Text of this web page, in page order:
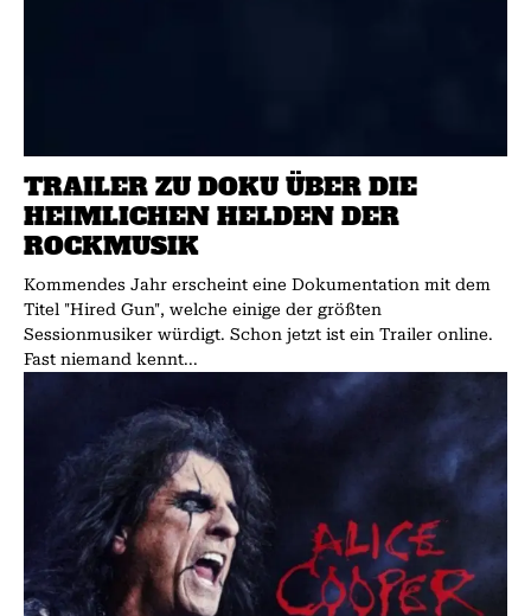
TRAILER ZU DOKU ÜBER DIE
HEIMLICHEN HELDEN DER
ROCKMUSIK
Kommendes Jahr erscheint eine Dokumentation mit dem
Titel "Hired Gun", welche einige der größten
Sessionmusiker würdigt. Schon jetzt ist ein Trailer online.
Fast niemand kennt...